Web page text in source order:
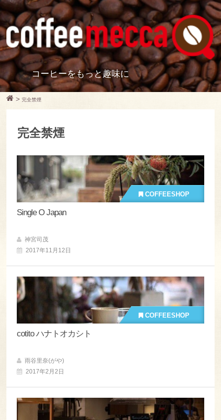
コーヒーをもっと趣味に
>完全禁煙
完全禁煙
COFFEESHOP
Single O Japan
神宮司茂
2017年11月12日
COFFEESHOP
cotito ハナトオカシト
雨谷里奈(がや)
2017年2月2日